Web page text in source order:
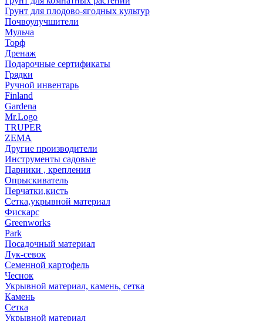
Грунт для плодово-ягодных культур
Почвоулучшители
Мульча
Торф
Дренаж
Подарочные сертификаты
Грядки
Ручной инвентарь
Finland
Gardena
Mr.Logo
TRUPER
ZEMA
Другие производители
Инструменты садовые
Парники , крепления
Опрыскиватель
Перчатки,кисть
Сетка,укрывной материал
Фискарс
Greenworks
Park
Посадочный материал
Лук-севок
Семенной картофель
Чеснок
Укрывной материал, камень, сетка
Камень
Сетка
Укрывной материал